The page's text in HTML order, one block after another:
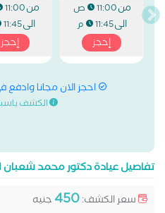
من11:00 ص
الى11:45 م
إحجز
من11:00 ص
الى11:45 م
إحجز
احجز الان مجانا وادفع
الكشف
تفاصيل عيادة دكتور محمد شعبان
سعر الكشف:450 جنيه